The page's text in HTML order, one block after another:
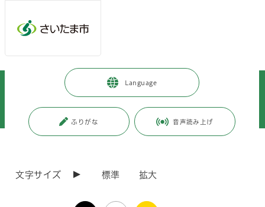
Language
ふりがな 音声読み上げ
文字サイズ 標準 拡大
緑区 区政情報 > 地域情報 公民館
e公民館／余った大根で作る絶品味噌汁＆ラーメン